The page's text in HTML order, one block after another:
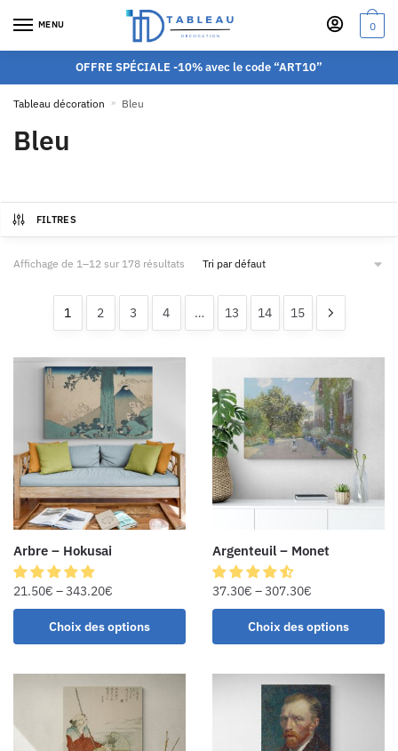
MENU 0
OFFRE SPÉCIALE -10% avec le code “ART10”
Tableau décoration » Bleu
Bleu
FILTRES
Affichage de 1–12 sur 178 résultats
1 2 3 4 … 13 14 15
Arbre – Hokusai
21.50€ –343.20€
Choix des options
Argenteuil – Monet
37.30€ –307.30€
Choix des options